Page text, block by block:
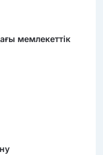
мемлекеттік